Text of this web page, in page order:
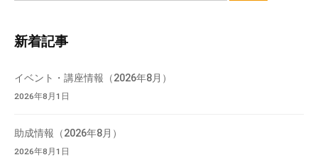
検
新着記事
イベント・講座情報（2026年8月）
2026年8月1日
助成情報（2026年8月）
2026年8月1日